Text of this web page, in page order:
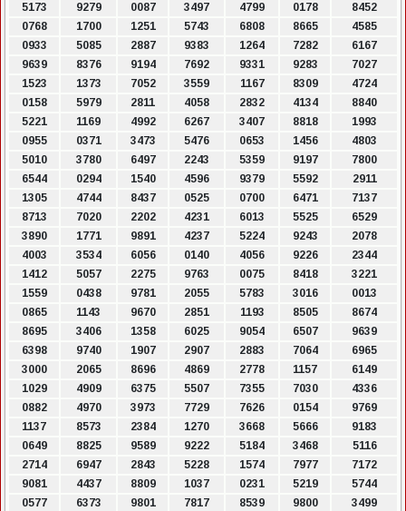
5173
9279 0087 3497 4799 0178
8452
0768
1700 1251 5743 6808 8665
4585
0933
5085 2887 9383 1264 7282
6167
9639
8376 9194 7692 9331 9283
7027
1523
1373 7052 3559 1167 8309
4724
0158
5979 2811 4058 2832 4134
8840
5221
1169 4992 6267 3407 8818
1993
0955
0371 3473 5476 0653 1456
4803
5010
3780 6497 2243 5359 9197
7800
6544
0294 1540 4596 9379 5592
2911
1305
4744 8437 0525 0700 6471
7137
8713
7020 2202 4231 6013 5525
6529
3890
1771 9891 4237 5224 9243
2078
4003
3534 6056 0140 4056 9226
2344
1412
5057 2275 9763 0075 8418
3221
1559
0438 9781 2055 5783 3016
0013
0865
1143 9670 2851 1193 8505
8674
8695
3406 1358 6025 9054 6507
9639
6398
9740 1907 2907 2883 7064
6965
3000
2065 8696 4869 2778 1157
6149
1029
4909 6375 5507 7355 7030
4336
0882
4970 3973 7729 7626 0154
9769
1137
8573 2384 1270 3668 5666
9183
0649
8825 9589 9222 5184 3468
5116
2714
6947 2843 5228 1574 7977
7172
9081
4437 8809 1037 0231 5219
5744
0577
6373 9801 7817 8539 9800
3499